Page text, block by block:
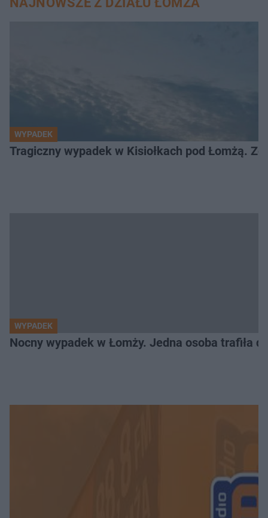
WYPADEK
Tragiczny wypadek w Kisiołkach pod Łomżą.
WYPADEK
Nocny wypadek w Łomży. Jedna osoba trafiła